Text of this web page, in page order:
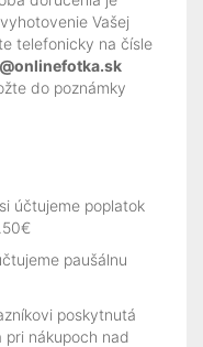
Vašej
telefonicky na čísle
do poznámky
účtujeme poplatok
paušálnu
poskytnutá
pri nákupoch nad